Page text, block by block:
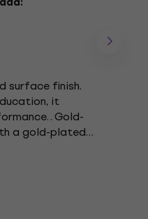
surface finish.
it
. Gold-
a gold-plated